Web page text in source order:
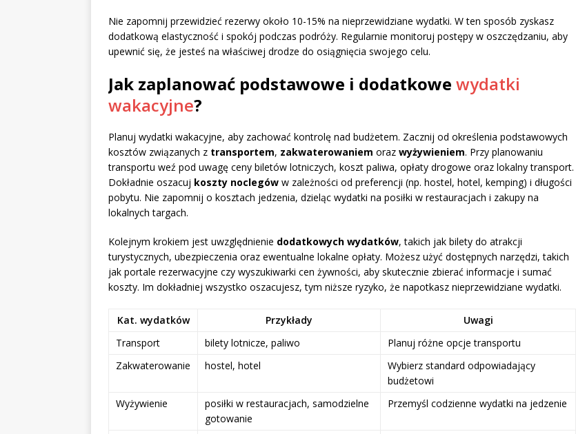
Nie zapomnij przewidzieć rezerwy około 10-15% na nieprzewidziane wydatki. W ten sposób zyskasz
dodatkową elastyczność i spokój podczas podróży. Regularnie monitoruj postępy w oszczędzaniu, aby
upewnić się, że jesteś na właściwej drodze do osiągnięcia swojego celu.
Jak zaplanować podstawowe i dodatkowe wydatki
wakacyjne?
Planuj wydatki wakacyjne, aby zachować kontrolę nad budżetem. Zacznij od określenia podstawowych
kosztów związanych z transportem, zakwaterowaniem oraz wyżywieniem. Przy planowaniu
transportu weź pod uwagę ceny biletów lotniczych, koszt paliwa, opłaty drogowe oraz lokalny transport.
Dokładnie oszacuj koszty noclegów w zależności od preferencji (np. hostel, hotel, kemping) i długości
pobytu. Nie zapomnij o kosztach jedzenia, dzieląc wydatki na posiłki w restauracjach i zakupy na
lokalnych targach.
Kolejnym krokiem jest uwzględnienie dodatkowych wydatków, takich jak bilety do atrakcji
turystycznych, ubezpieczenia oraz ewentualne lokalne opłaty. Możesz użyć dostępnych narzędzi, takich
jak portale rezerwacyjne czy wyszukiwarki cen żywności, aby skutecznie zbierać informacje i sumać
koszty. Im dokładniej wszystko oszacujesz, tym niższe ryzyko, że napotkasz nieprzewidziane wydatki.
Kat. wydatków Przykłady
Uwagi
Transport
bilety lotnicze, paliwo
Planuj różne opcje transportu
Zakwaterowanie
hostel, hotel
Wybierz standard odpowiadający
budżetowi
Wyżywienie
posiłki w restauracjach, samodzielne
gotowanie
Przemyśl codzienne wydatki na jedzenie